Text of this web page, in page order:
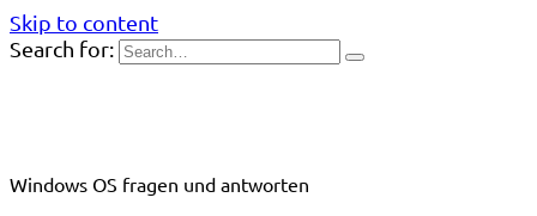
Skip to content
Search for:
Windows OS fragen und antworten